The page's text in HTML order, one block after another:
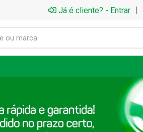
Já é cliente? - Entrar |